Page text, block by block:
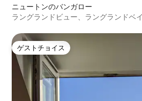
ニュートンのバンガロー
ラングランドビュー、ラングランドベ
ゲストチョイス
ゲストチョイス